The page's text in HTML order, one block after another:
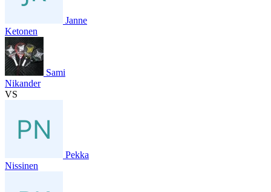
Janne
Ketonen
Sami
Nikander
VS
Pekka
Nissinen